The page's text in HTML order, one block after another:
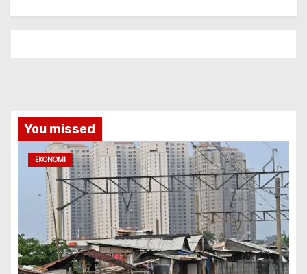
You missed
EKONOMI